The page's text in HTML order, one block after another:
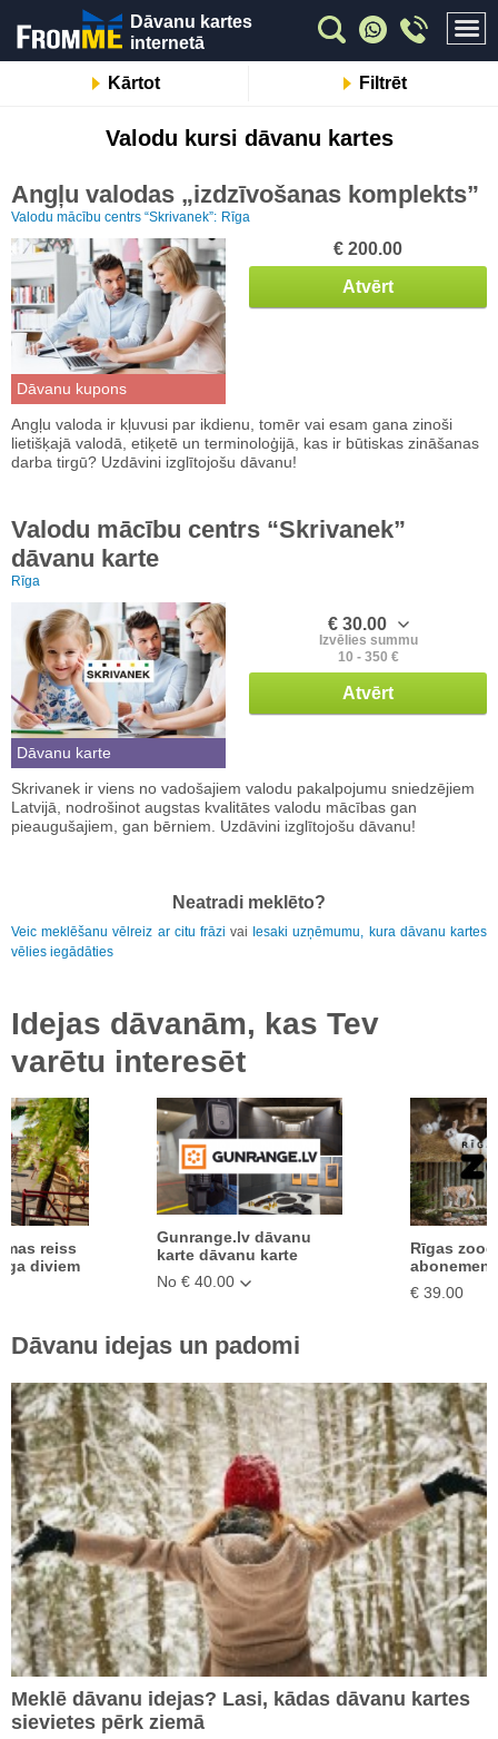
Dāvanu kartes
internetā
Kārtot Filtrēt
Valodu kursi dāvanu kartes
Angļu valodas „izdzīvošanas komplekts”
Valodu mācību centrs “Skrivanek”: Rīga
Dāvanu kupons
€ 200.00
Atvērt
Angļu valoda ir kļuvusi par ikdienu, tomēr vai esam gana zinoši
lietišķajā valodā, etiķetē un terminoloģijā, kas ir būtiskas zināšanas
darba tirgū? Uzdāvini izglītojošu dāvanu!
Valodu mācību centrs “Skrivanek”
dāvanu karte
Rīga
Dāvanu karte
€ 30.00
Izvēlies summu
10 - 350 €
Atvērt
Skrivanek ir viens no vadošajiem valodu pakalpojumu sniedzējiem
Latvijā, nodrošinot augstas kvalitātes valodu mācības gan
pieaugušajiem, gan bērniem. Uzdāvini izglītojošu dāvanu!
Neatradi meklēto?
Veic meklēšanu vēlreiz ar citu frāzi vai Iesaki uzņēmumu, kura dāvanu kartes
vēlies iegādāties
Idejas dāvanām, kas Tev
varētu interesēt
reiss
diviem
Gunrange.lv dāvanu
karte dāvanu karte
No € 40.00
Rīgas
€ 39.00
Dāvanu idejas un padomi
Meklē dāvanu idejas? Lasi, kādas dāvanu kartes
sievietes pērk ziemā